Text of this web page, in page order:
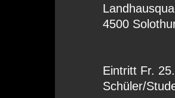
4500
Eintritt Fr.
Schüler/